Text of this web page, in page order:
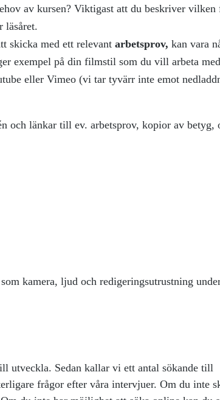
av kursen? Viktigast att du beskriver
läsåret.
skicka med ett relevant arbetsprov, kan vara
exempel på din filmstil som du vill arbeta
eller Vimeo (vi tar tyvärr inte emot
och länkar till ev. arbetsprov, kopior av betyg,
kamera, ljud och redigeringsutrustning
utveckla. Sedan kallar vi ett antal sökande till
frågor efter våra intervjuer. Om du inte